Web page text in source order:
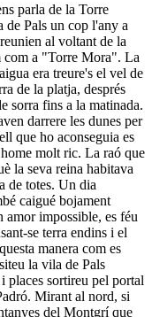
parla de la Torre
Pals un cop l'any a
al voltant de la
com a "Torre Mora". La
era treure's el vel de
de la platja, després
sorra fins a la matinada.
darrere les dunes per
que ho aconseguia es
molt ric. La raó que
la seva reina habitava
de totes. Un dia
caigué bojament
amor impossible, es féu
se terra endins i el
manera com es
la vila de Pals
i places sortireu pel portal
Mirant al nord, si
del Montgrí que